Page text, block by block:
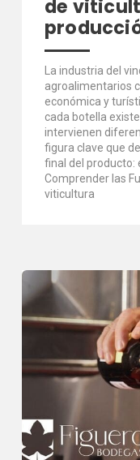
de
La industria del
agroalimentarios
económica y
cada botella
intervienen
figura clave que
final del producto:
Comprender las
viticultura